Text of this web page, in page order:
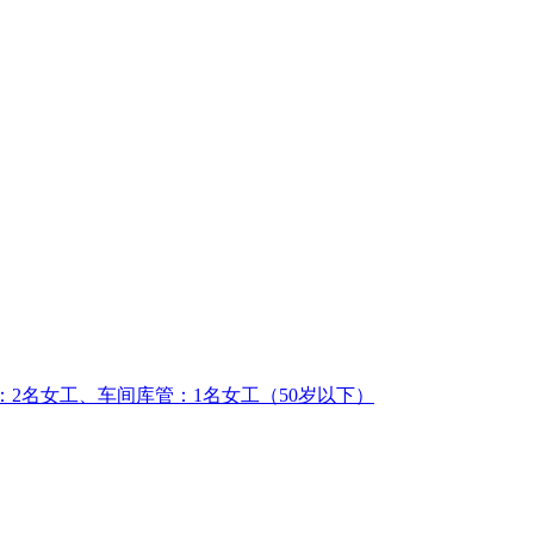
名女工、车间库管：1名女工（50岁以下）